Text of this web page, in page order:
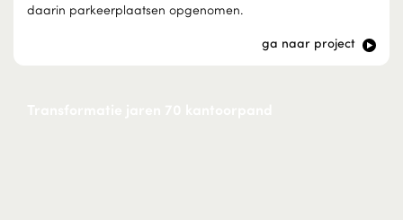
daarin parkeerplaatsen opgenomen.
ga naar project